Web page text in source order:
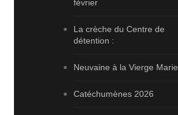
février
La crèche du Centre de
détention :
Neuvaine à la Vierge Marie
Catéchumènes 2026